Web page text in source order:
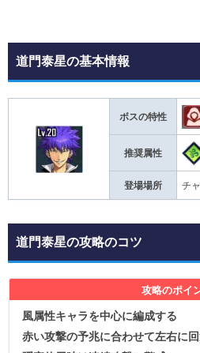
道門泰星の基本情報
ボスの特性
推奨属性
登場場所 チ
道門泰星の攻略のコツ
攻略のポイ
風属性キャラを中心に編成する
赤い攻撃の予兆に合わせて左右に